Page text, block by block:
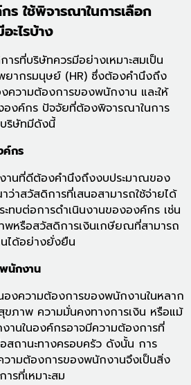
ใช้พิจารณาในการเลือก
ะไรบ้าง
รที่บริษัทควรมีอย่างเหมาะสมเป็น
ากรมนุษย์ (HR) ซึ่งต้องคำนึงถึง
ความต้องการของพนักงาน และให้
งค์กร ปัจจัยที่ต้องพิจารณาในการ
ริษัทมีดังนี้
กร
านที่ดีต้องคำนึงถึงงบประมาณของ
าสวัสดิการที่เสนอสามารถใช้จ่ายได้
ะทบต่อการดำเนินงานขององค์กร เช่น
พหรือสวัสดิการเงินเกษียณที่สามารถ
ได้อย่างยั่งยืน
นักงาน
งความต้องการของพนักงานในหลาก
ภาพ ความมั่นคงทางการเงิน หรือแม้
านในองค์กรอาจมีความต้องการที่
สถานะทางครอบครัว ดังนั้น การ
ความต้องการของพนักงานจึงเป็นสิ่ง
รที่เหมาะสม